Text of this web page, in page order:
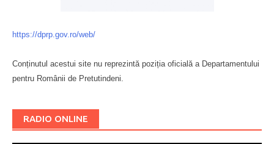
https://dprp.gov.ro/web/
Conținutul acestui site nu reprezintă poziția oficială a Departamentului
pentru Românii de Pretutindeni.
RADIO ONLINE